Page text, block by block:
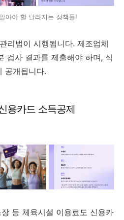
아야 할 달라지는 정책들!
리법이 시행됩니다. 제조업체
검사 결과를 제출해야 하며, 식
공개됩니다.
용카드 소득공제
등 체육시설 이용료도 신용카